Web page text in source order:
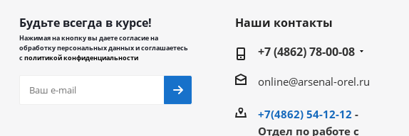
Будьте всегда в курсе!
Нажимая на кнопку вы даете согласие на
обработку персональных данных и соглашаетесь
сполитикой конфиденциальности
Наши контакты
+7 (4862) 78-00-08
online@arsenal-orel.ru
+7(4862) 54-12-12 -
Отдел по работе с